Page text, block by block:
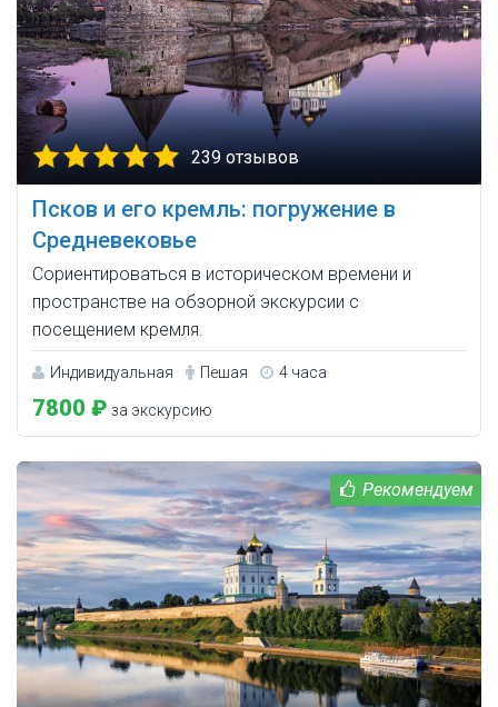
239 отзывов
Псков и его кремль: погружение в
Средневековье
Сориентироваться в историческом времени и
пространстве на обзорной экскурсии с
посещением кремля.
Индивидуальная Пешая 4 часа
7800 ₽ за экскурсию